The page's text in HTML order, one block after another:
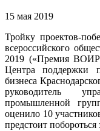
15 мая 2019
Тройку проектов-
всероссийского
2019 («Премия ВОИР-
Центра поддержки
бизнеса
руководитель
промышленной
оценило 10
предстоит